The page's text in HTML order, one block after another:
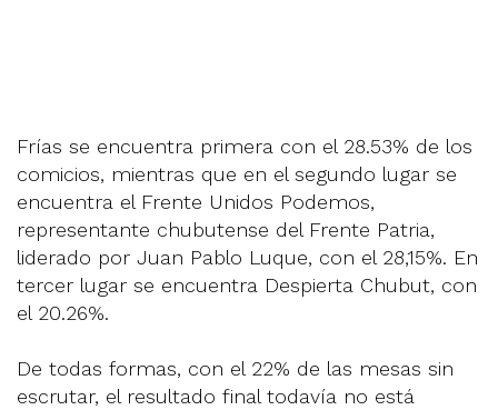
Frías se encuentra primera con el 28.53% de los
comicios, mientras que en el segundo lugar se
encuentra el Frente Unidos Podemos,
representante chubutense del Frente Patria,
liderado por Juan Pablo Luque, con el 28,15%. En
tercer lugar se encuentra Despierta Chubut, con
el 20.26%.
De todas formas, con el 22% de las mesas sin
escrutar, el resultado final todavía no está